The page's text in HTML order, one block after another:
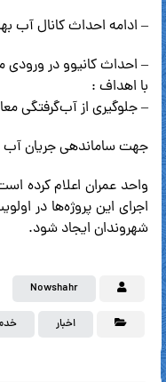
– ادامه احداث کانال آب
– احداث کانیوو در ورودی
با اهداف :
– جلوگیری از آب‌گرفتگی
جهت ساماندهی جریان آب
واحد عمران اعلام کرده
اجرای این پروژه‌ها در
شهروندان ایجاد شود.
Nowshahr
اخبار